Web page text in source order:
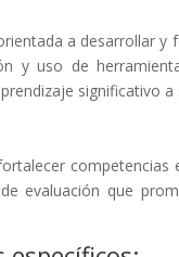
a desarrollar
y uso de
significativo a
evaluación que